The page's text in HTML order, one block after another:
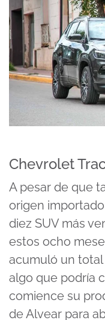
Chevrolet
A pesar de que
origen
diez SUV más
estos ocho
acumuló un total
algo que podría
comience su
de Alvear para